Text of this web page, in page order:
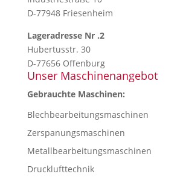
D-77948 Friesenheim
Lageradresse Nr .2
Hubertusstr. 30
D-77656 Offenburg
Unser Maschinenangebot
Gebrauchte Maschinen:
Blechbearbeitungsmaschinen
Zerspanungsmaschinen
Metallbearbeitungsmaschinen
Drucklufttechnik